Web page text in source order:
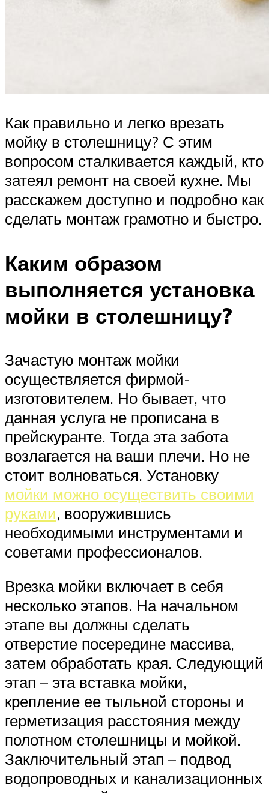
Как правильно и легко врезать
мойку в столешницу? С этим
вопросом сталкивается каждый, кто
затеял ремонт на своей кухне. Мы
расскажем доступно и подробно как
сделать монтаж грамотно и быстро.
Каким образом
выполняется установка
мойки в столешницу?
Зачастую монтаж мойки
осуществляется фирмой-
изготовителем. Но бывает, что
данная услуга не прописана в
прейскуранте. Тогда эта забота
возлагается на ваши плечи. Но не
стоит волноваться. Установку
мойки можно осуществить своими
руками, вооружившись
необходимыми инструментами и
советами профессионалов.
Врезка мойки включает в себя
несколько этапов. На начальном
этапе вы должны сделать
отверстие посередине массива,
затем обработать края. Следующий
этап – эта вставка мойки,
крепление ее тыльной стороны и
герметизация расстояния между
полотном столешницы и мойкой.
Заключительный этап – подвод
водопроводных и канализационных